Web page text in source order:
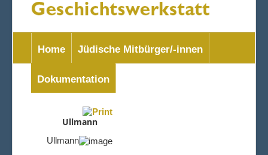
Home Jüdische Mitbürger/-innen
Dokumentation
Ullmann
Ullmann